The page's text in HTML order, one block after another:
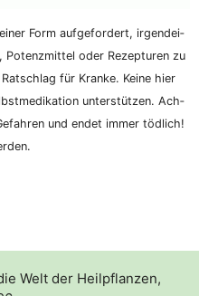
Form auf­ge­for­dert, irgend­ei­
Potenz­mit­tel oder Rezep­tu­ren zu
für Kran­ke. Kei­ne hier
unter­stüt­zen. Ach­
und endet immer töd­lich!
Welt der Heilpflanzen,